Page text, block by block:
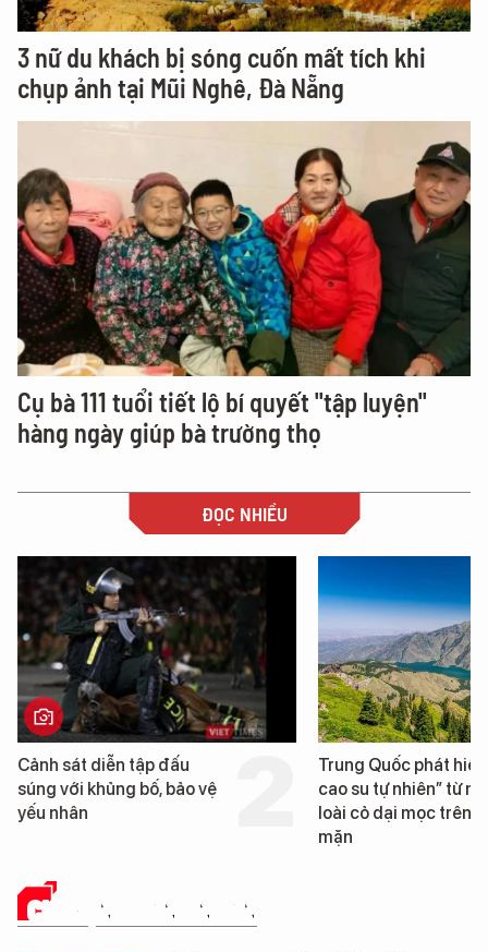
3 nữ du khách bị sóng cuốn mất tích khi
chụp ảnh tại Mũi Nghê, Đà Nẵng
Cụ bà 111 tuổi tiết lộ bí quyết "tập luyện"
hàng ngày giúp bà trường thọ
ĐỌC NHIỀU
Trung Quốc phát hiện “mỏ
cao su tự nhiên” từ một
loài cỏ dại mọc trên đất
Loạt dự án bất
Đà Nẵng sắp bị
CHUYỆN DOANH NHÂN